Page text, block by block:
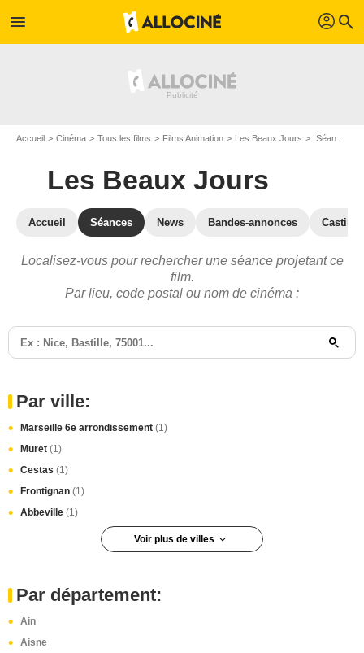
menu profil search
Accueil Cinéma Tous les films Films Animation Les Beaux Jours Séances Les Beaux Jours
Les Beaux Jours
Accueil Séances News Bandes-annonces Casting
Localisez-vous pour rechercher une séance projetant ce
film.
Par lieu, code postal ou nom de cinéma :
Par ville:
Marseille 6e arrondissement (1)
Muret (1)
Cestas (1)
Frontignan (1)
Abbeville (1)
Voir plus de villes
Marseille(1)
Port-Saint-Louis-du-Rhône
Marennes
Par département:
Ain
Aisne